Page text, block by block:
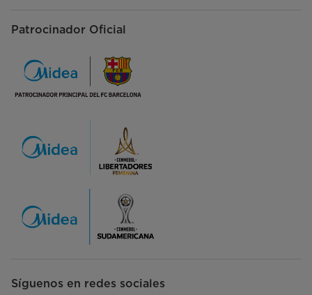
Patrocinador Oficial
Síguenos en redes sociales